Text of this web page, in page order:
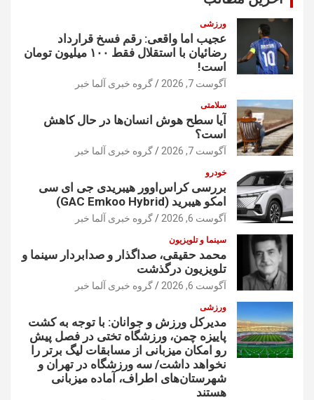
ورزشی
عجیب اما واقعی: رقم فسخ قرارداد
رضائیان با استقلال فقط ۱۰۰ میلیون تومان
است!
آگوست 7, 2026 گروه خبری آلما خبر
سلامتی
آیا سطح هوش انسان‌ها در حال کاهش
است؟
آگوست 7, 2026 گروه خبری آلما خبر
خودرو
بررسی کراس‌اوور هیبریدی جی ای سی
امکو هیبرید (GAC Emkoo Hybrid)
آگوست 6, 2026 گروه خبری آلما خبر
سینما و تلویزیون
محمد حقیقی، صداگذار و صدابردار سینما و
تلویزیون درگذشت
آگوست 6, 2026 گروه خبری آلما خبر
ورزشی
مدیرکل ورزش و جوانان: با توجه به کشت
پاییزه چمن، ورزشگاه تختی در فصل پیش
رو امکان میزبانی از مسابقات لیگ برتر را
نخواهد داشت/ سه ورزشگاه در تهران و
شهرستان‌های اطراف، آماده میزبانی
هستند